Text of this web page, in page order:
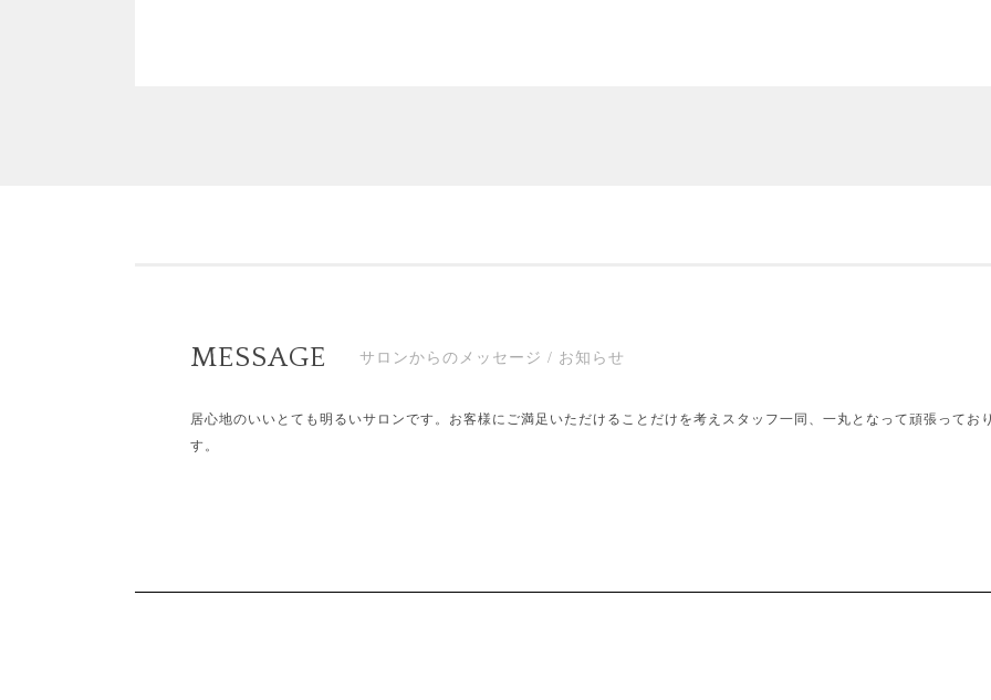
MESSAGE サロンからのメッセージ / お知らせ
居心地のいいとても明るいサロンです。お客様にご満足いただけることだけを考えスタッフ一同、一丸となって頑張って
す。